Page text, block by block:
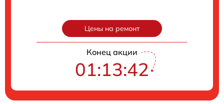
Цены на ремонт
Конец акции
01:13:40